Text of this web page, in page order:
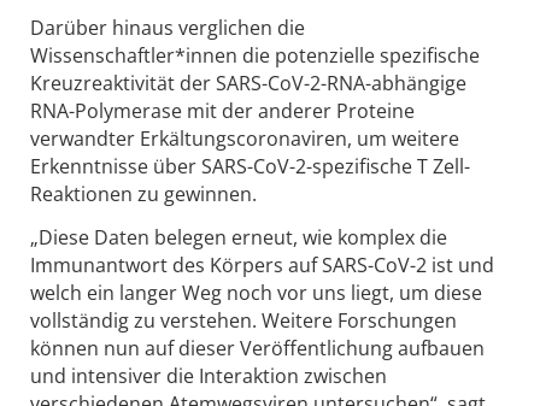
Darüber hinaus verglichen die
Wissenschaftler*innen die potenzielle spezifische
Kreuzreaktivität der SARS-CoV-2-RNA-abhängige
RNA-Polymerase mit der anderer Proteine
verwandter Erkältungscoronaviren, um weitere
Erkenntnisse über SARS-CoV-2-spezifische T Zell-
Reaktionen zu gewinnen.
„Diese Daten belegen erneut, wie komplex die
Immunantwort des Körpers auf SARS-CoV-2 ist und
welch ein langer Weg noch vor uns liegt, um diese
vollständig zu verstehen. Weitere Forschungen
können nun auf dieser Veröffentlichung aufbauen
und intensiver die Interaktion zwischen